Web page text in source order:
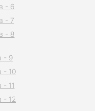
- 6
- 7
- 8
- 9
- 10
- 11
- 12